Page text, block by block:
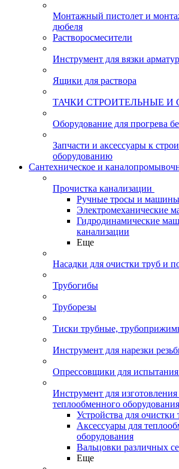
Монтажный пистолет и
дюбеля
Растворосмесители
Инструмент для вязки
Ящики для раствора
ТАЧКИ СТРОИТЕЛЬНЫЕ И
Оборудование для прогрева
Запчасти и аксессуары к
оборудованию
Сантехническое и
Прочистка канализации
Ручные тросы и машины
Электромеханические
Гидродинамические
канализации
Еще
Насадки для очистки труб и
Трубогибы
Труборезы
Тиски трубные,
Инструмент для нарезки
Опрессовщики для испытания
Инструмент для
теплообменного оборудования
Устройства для очистки
Аксессуары для
оборудования
Вальцовки различных
Еще